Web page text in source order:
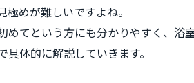
めが難しいですよね。
てという方にも分かりやすく、浴
体的に解説していきます。